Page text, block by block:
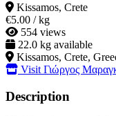
Kissamos, Crete
€5.00 / kg
554 views
22.0 kg available
Kissamos, Crete,
Visit Γιώργος
Description